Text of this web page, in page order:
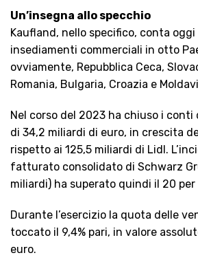
Un’insegna allo specchio
Kaufland, nello specifico, conta oggi
insediamenti commerciali in otto
ovviamente, Repubblica Ceca,
Romania, Bulgaria, Croazia e
Nel corso del 2023 ha chiuso i conti
di 34,2 miliardi di euro, in crescita
rispetto ai 125,5 miliardi di Lidl.
fatturato consolidato di Schwarz
miliardi) ha superato quindi il 20
Durante l’esercizio la quota delle
toccato il 9,4% pari, in valore
euro.